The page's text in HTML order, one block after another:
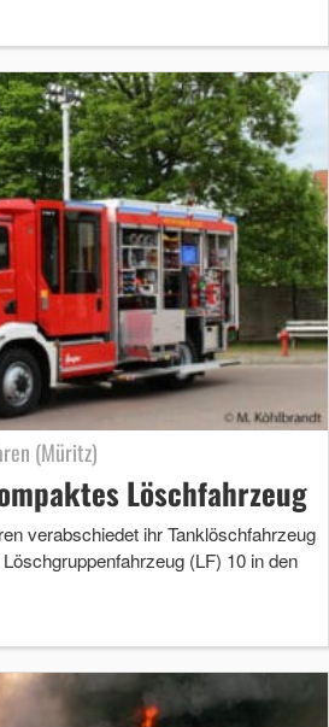
(Müritz)
Löschfahrzeug
verabschiedet ihr Tanklöschfahrzeug
(LF) 10 in den